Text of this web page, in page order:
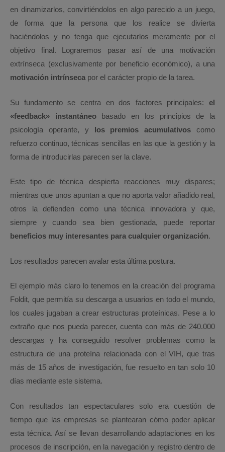
en dinamizarlos, convirtiéndolos en algo parecido a un juego,
de forma que la persona que los realice se divierta
haciéndolos y no tenga que ejecutarlos meramente por el
objetivo final. Lograremos pasar así de una motivación
extrínseca (exclusivamente por beneficio económico), a una
motivación intrínseca por el carácter propio de la tarea.
Su fundamento se centra en dos factores principales: el
«feedback» instantáneobasado en los principios de la
psicología operante, y los premios acumulativos como
refuerzo continuo, técnicas sencillas en las que la gestión y la
forma de introducirlas parecen ser la clave.
Este tipo de técnica despierta reacciones muy dispares;
mientras que unos apuntan a que no aporta valor añadido real,
otros la defienden como una técnica innovadora y que,
siempre y cuando sea bien gestionada, puede reportar
beneficios muy interesantes para cualquier organización.
Los resultados parecen avalar esta última postura.
El ejemplo más claro lo tenemos en la creación del programa
Foldit, que permitía su descarga a usuarios en todo el mundo,
los cuales jugaban a crear estructuras proteínicas. Pese a lo
extraño que nos pueda parecer, cuenta con más de 240.000
descargas y ha conseguido resolver problemas como la
estructura de una proteína relacionada con el VIH, que tras
más de 15 años de investigación, fue resuelto en tan solo 10
días mediante este sistema.
Con resultados tan espectaculares solo era cuestión de
tiempo que las empresas se plantearan cómo poder aplicar
esta técnica. Así se llevan desarrollando adaptaciones en los
procesos de inscripción, en la navegación y registro dentro de